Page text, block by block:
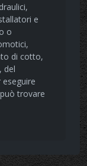
e
o
di cotto,
del
trovare